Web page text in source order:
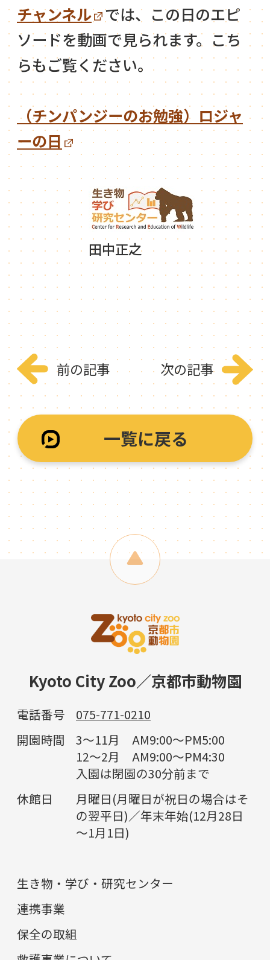
チャンネル
では、この日のエピ
ソードを動画で見られます。こち
らもご覧ください。
（チンパンジーのお勉強）ロジャ
ーの日
田中正之
前の記事
一覧に戻る
次の記事
Kyoto City Zoo／京都市動物園
電話番号
075-771-0210
開園時間
3～11月 AM9:00～PM5:00
12～2月 AM9:00～PM4:30
入園は閉園の30分前まで
休館日
月曜日(月曜日が祝日の場合はそ
の翌平日)／年末年始(12月28日
～1月1日)
生き物・学び・研究センター
連携事業
保全の取組